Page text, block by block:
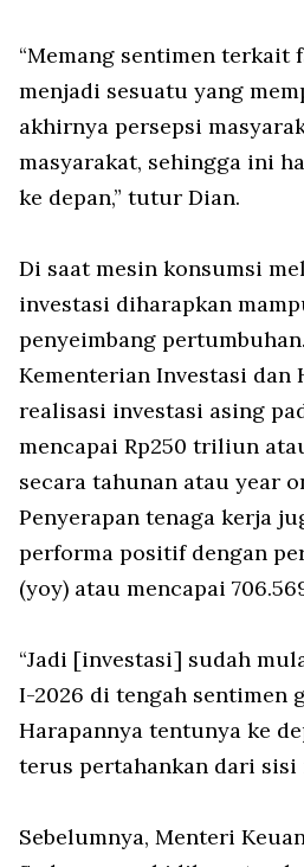
“Memang sentimen terkait
menjadi sesuatu yang
akhirnya persepsi
masyarakat, sehingga ini
ke depan,” tutur Dian.
Di saat mesin konsumsi
investasi diharapkan
penyeimbang
Kementerian Investasi
realisasi investasi asing
mencapai Rp250 triliun
secara tahunan atau year
Penyerapan tenaga kerja
performa positif dengan
(yoy) atau mencapai
“Jadi [investasi] sudah
I-2026 di tengah sentimen
Harapannya tentunya ke
terus pertahankan dari sisi
Sebelumnya, Menteri